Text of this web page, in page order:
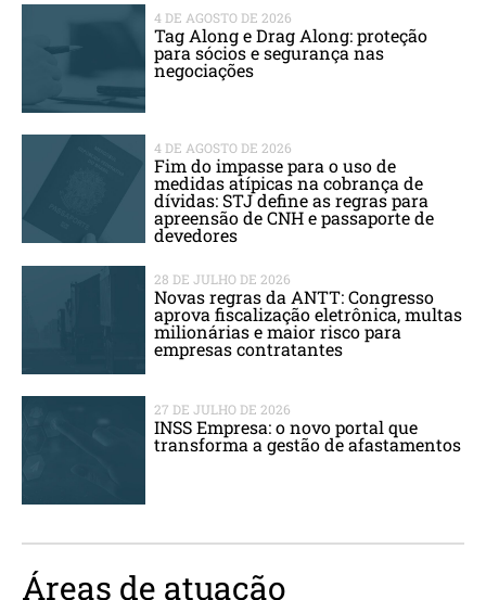
4 DE AGOSTO DE 2026
Tag Along e Drag Along: proteção
para sócios e segurança nas
negociações
4 DE AGOSTO DE 2026
Fim do impasse para o uso de
medidas atípicas na cobrança de
dívidas: STJ define as regras para
apreensão de CNH e passaporte de
devedores
28 DE JULHO DE 2026
Novas regras da ANTT: Congresso
aprova fiscalização eletrônica, multas
milionárias e maior risco para
empresas contratantes
27 DE JULHO DE 2026
INSS Empresa: o novo portal que
transforma a gestão de afastamentos
Áreas de atuação